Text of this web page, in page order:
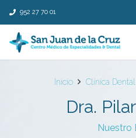
952 27 70 01
Inicio Clínica Dental
Dra.
Nuestro